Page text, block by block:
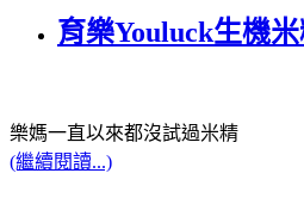
育樂Youluck生機
樂媽一直以來都沒試過米精
(繼續閱讀...)